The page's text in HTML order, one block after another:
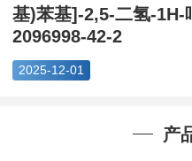
基)苯基]-2,5-二氢-1H-
2096998-42-2
2025-12-01
产